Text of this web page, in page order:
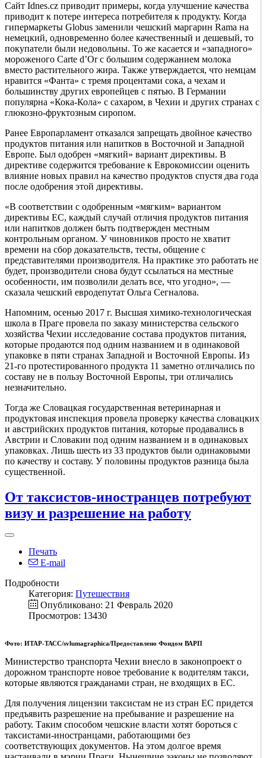
Сайт Idnes.cz приводит примеры, когда улучшение качества
приводит к потере интереса потребителя к продукту. Когда
гипермаркеты Globus заменили чешский маргарин Rama на
немецкий, одновременно более качественный и дешевый, то
покупатели были недовольны. То же касается и «западного»
мороженого Carte d’Or с большим содержанием молока
вместо растительного жира. Также утверждается, что немцам
нравится «Фанта» с тремя процентами сока, а чехам и
большинству других европейцев с пятью. В Германии
популярна «Кока-Кола» с сахаром, в Чехии и других странах с
глюкозно-фруктозным сиропом.
Ранее Европарламент отказался запрещать двойное качество
продуктов питания или напитков в Восточной и Западной
Европе. Был одобрен «мягкий» вариант директивы. В
директиве содержится требование к Еврокомиссии оценить
влияние новых правил на качество продуктов спустя два года
после одобрения этой директивы.
«В соответствии с одобренным «мягким» вариантом
директивы ЕС, каждый случай отличия продуктов питания
или напитков должен быть подтвержден местным
контрольным органом. У чиновников просто не хватит
времени на сбор доказательств, тесты, общение с
представителями производителя. На практике это работать не
будет, производители снова будут ссылаться на местные
особенности, им позволили делать все, что угодно», —
сказала чешский евродепутат Ольга Сегналова.
Напомним, осенью 2017 г. Высшая химико-технологическая
школа в Праге провела по заказу министерства сельского
хозяйства Чехии исследование состава продуктов питания,
которые продаются под одним названием и в одинаковой
упаковке в пяти странах Западной и Восточной Европы. Из
21-го протестированного продукта 11 заметно отличались по
составу не в пользу Восточной Европы, три отличались
незначительно.
Тогда же Словацкая государственная ветеринарная и
продуктовая инспекция провела проверку качества словацких
и австрийских продуктов питания, которые продавались в
Австрии и Словакии под одним названием и в одинаковых
упаковках. Лишь шесть из 33 продуктов были одинаковыми
по качеству и составу. У половины продуктов разница была
существенной.
От таксистов-иностранцев потребуют
визу и разрешение на работу
Печать
E-mail
Подробности
Категория: Путешествия
Опубликовано: 21 Февраль 2020
Просмотров: 13430
Фото: ИТАР-ТАСС/svlumagraphica/Предоставлено Фондом ВАРП
Министерство транспорта Чехии внесло в законопроект о
дорожном транспорте новое требование к водителям такси,
которые являются гражданами стран, не входящих в ЕС.
Для получения лицензии таксистам не из стран ЕС придется
предъявить разрешение на пребывание и разрешение на
работу. Таким способом чешские власти хотят бороться с
таксистами-иностранцами, работающими без
соответствующих документов. На этом долгое время